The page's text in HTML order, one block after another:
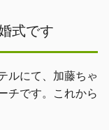
式です
ルにて、加藤ちゃ
チです。これから